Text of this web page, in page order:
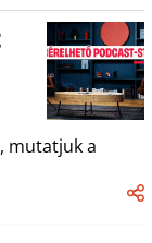
mutatjuk a